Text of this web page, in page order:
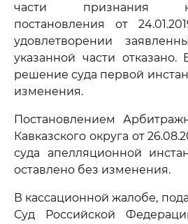
части признания
постановления от
удовлетворении
указанной части отказано.
решение суда первой
изменения.
Постановлением
Кавказского округа от
суда апелляционной
оставлено без изменения.
В кассационной жалобе,
Суд Российской